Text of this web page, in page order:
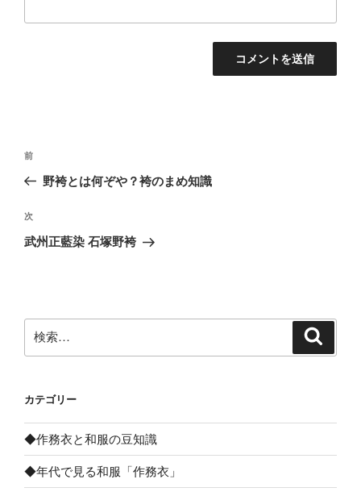
投
ビ
ゲ
ン
前
の
稿
前
野袴とは何ぞや？袴のまめ知識
次
の
次
武州正藍染 石塚野袴
索:
カテゴリー
◆作務衣と和服の豆知識
◆年代で見る和服「作務衣」